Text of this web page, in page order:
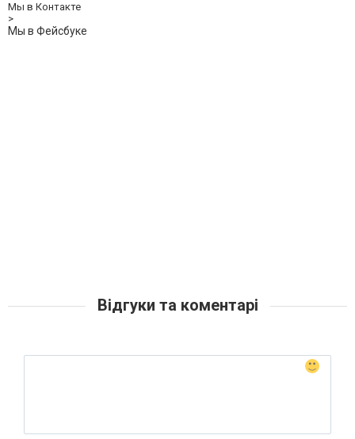
Мы в Контакте
>
Мы в Фейсбуке
Відгуки та коментарі